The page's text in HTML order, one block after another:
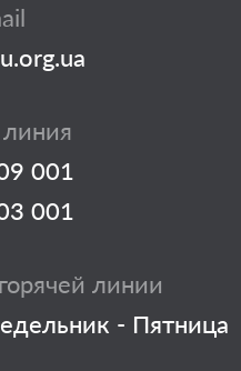
линия
001
001
линии
- Пятница